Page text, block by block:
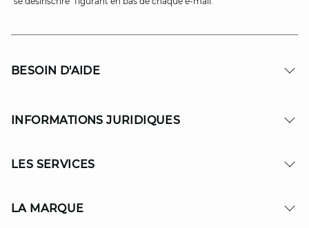
BESOIN D'AIDE
INFORMATIONS JURIDIQUES
LES SERVICES
LA MARQUE